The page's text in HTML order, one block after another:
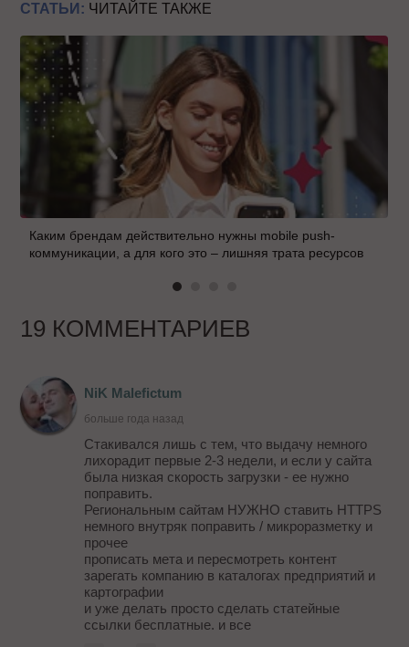
СТАТЬИ: ЧИТАЙТЕ ТАКЖЕ
Каким брендам действительно нужны mobile push-
коммуникации, а для кого это – лишняя трата ресурсов
19 КОММЕНТАРИЕВ
NiK Malefictum
больше года назад
Стакивался лишь с тем, что выдачу немного
лихорадит первые 2-3 недели, и если у сайта
была низкая скорость загрузки - ее нужно
поправить.
Региональным сайтам НУЖНО ставить HTTPS
немного внутряк поправить / микроразметку и
прочее
прописать мета и пересмотреть контент
зарегать компанию в каталогах предприятий и
картографии
и уже делать просто сделать статейные
ссылки бесплатные. и все